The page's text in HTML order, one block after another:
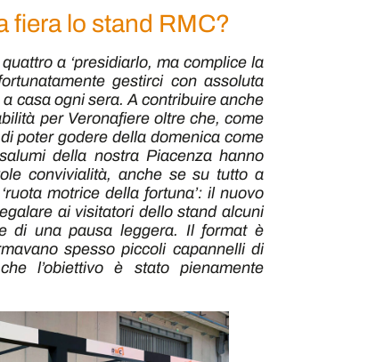
fiera lo stand RMC?
a ‘presidiarlo, ma complice la
gestirci con assoluta
casa ogni sera. A contribuire anche
per Veronafiere oltre che, come
poter godere della domenica come
della nostra Piacenza hanno
convivialità, anche se su tutto a
motrice della fortuna’: il nuovo
ai visitatori dello stand alcuni
di una pausa leggera. Il format è
spesso piccoli capannelli di
l’obiettivo è stato pienamente